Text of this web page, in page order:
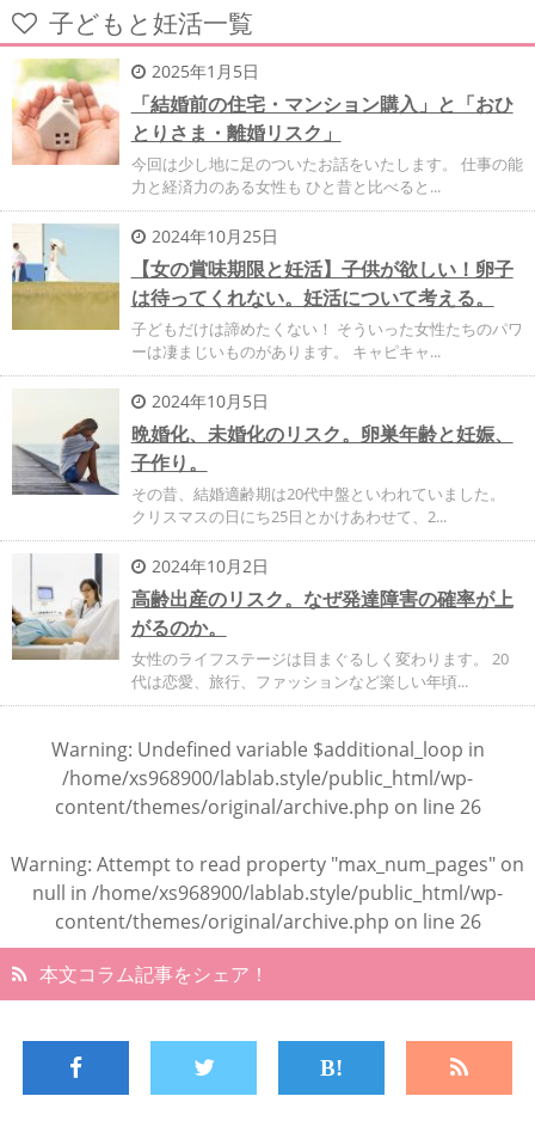
子どもと妊活一覧
2025年1月5日
「結婚前の住宅・マンション購入」と「おひ
とりさま・離婚リスク」
今回は少し地に足のついたお話をいたします。 仕事の能
力と経済力のある女性も ひと昔と比べると...
2024年10月25日
【女の賞味期限と妊活】子供が欲しい！卵子
は待ってくれない。妊活について考える。
子どもだけは諦めたくない！ そういった女性たちのパワ
ーは凄まじいものがあります。 キャピキャ...
2024年10月5日
晩婚化、未婚化のリスク。卵巣年齢と妊娠、
子作り。
その昔、結婚適齢期は20代中盤といわれていました。
クリスマスの日にち25日とかけあわせて、2...
2024年10月2日
高齢出産のリスク。なぜ発達障害の確率が上
がるのか。
女性のライフステージは目まぐるしく変わります。 20
代は恋愛、旅行、ファッションなど楽しい年頃...
Warning: Undefined variable $additional_loop in
/home/xs968900/lablab.style/public_html/wp-
content/themes/original/archive.php on line 26
Warning: Attempt to read property "max_num_pages" on
null in /home/xs968900/lablab.style/public_html/wp-
content/themes/original/archive.php on line 26
本文コラム記事をシェア！